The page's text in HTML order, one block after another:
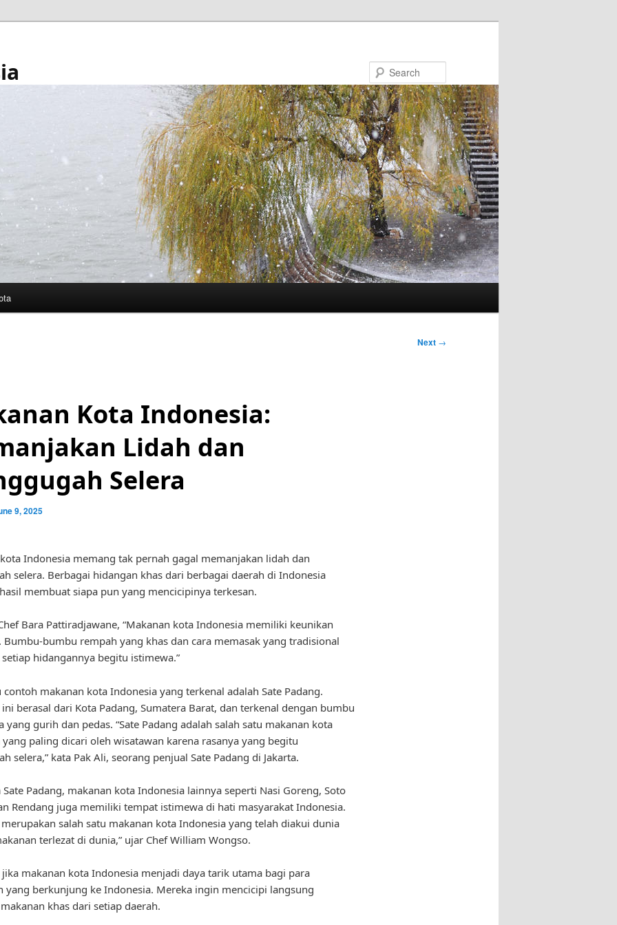
Next →
Kota Indonesia:
Lidah dan
Selera
9, 2025
Indonesia memang tak pernah gagal memanjakan lidah dan
selera. Berbagai hidangan khas dari berbagai daerah di Indonesia
membuat siapa pun yang mencicipinya terkesan.
Bara Pattiradjawane, “Makanan kota Indonesia memiliki keunikan
Bumbu-bumbu rempah yang khas dan cara memasak yang tradisional
hidangannya begitu istimewa.”
contoh makanan kota Indonesia yang terkenal adalah Sate Padang.
berasal dari Kota Padang, Sumatera Barat, dan terkenal dengan bumbu
yang gurih dan pedas. “Sate Padang adalah salah satu makanan kota
paling dicari oleh wisatawan karena rasanya yang begitu
selera,” kata Pak Ali, seorang penjual Sate Padang di Jakarta.
Sate Padang, makanan kota Indonesia lainnya seperti Nasi Goreng, Soto
Rendang juga memiliki tempat istimewa di hati masyarakat Indonesia.
merupakan salah satu makanan kota Indonesia yang telah diakui dunia
terlezat di dunia,” ujar Chef William Wongso.
jika makanan kota Indonesia menjadi daya tarik utama bagi para
yang berkunjung ke Indonesia. Mereka ingin mencicipi langsung
khas dari setiap daerah.